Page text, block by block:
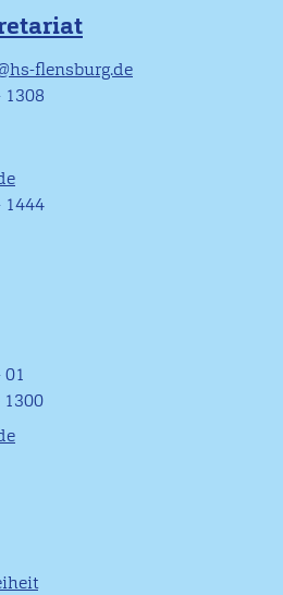
flensburg.de
1308
1444
1300